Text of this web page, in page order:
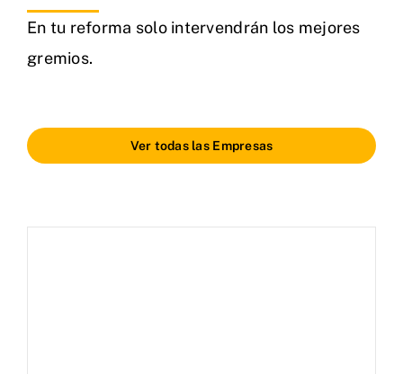
En tu reforma solo intervendrán los mejores
gremios.
Ver todas las Empresas